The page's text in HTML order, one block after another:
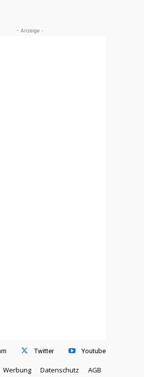
- Anzeige -
Twitter Youtube
Werbung Datenschutz AGB